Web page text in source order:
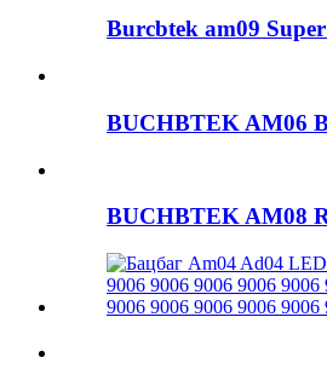
Burcbtek am09
BUCHBTEK AM06
BUCHBTEK AM08